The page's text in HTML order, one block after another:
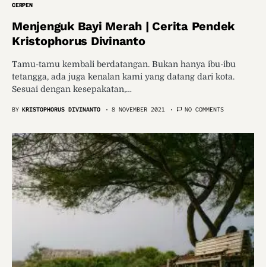
CERPEN
Menjenguk Bayi Merah | Cerita Pendek
Kristophorus Divinanto
Tamu-tamu kembali berdatangan. Bukan hanya ibu-ibu
tetangga, ada juga kenalan kami yang datang dari kota.
Sesuai dengan kesepakatan,…
BY KRISTOPHORUS DIVINANTO 8 NOVEMBER 2021 NO COMMENTS